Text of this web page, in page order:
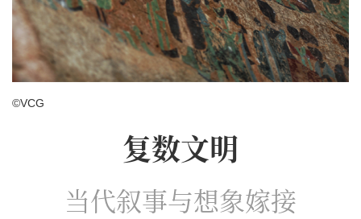
©VCG
复数文明
当代叙事与想象嫁接